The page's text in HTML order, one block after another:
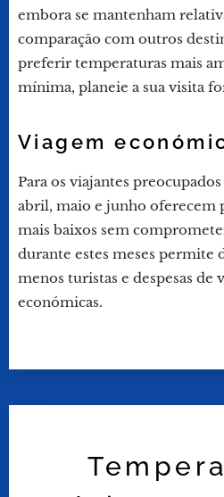
embora se mantenham
comparação com outros
preferir temperaturas mais
mínima, planeie a sua visita
Viagem
Para os viajantes
abril, maio e junho oferecem
mais baixos sem
durante estes meses permite
menos turistas e despesas de
económicas.